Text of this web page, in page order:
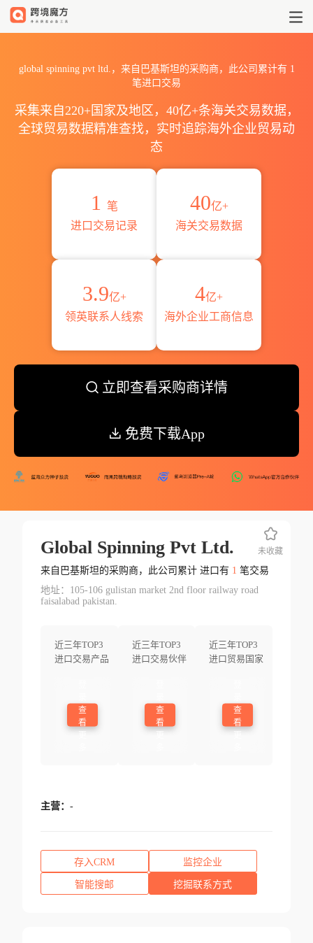
global spinning pvt ltd.，来自巴基斯坦的采购商，此公司累计有 1
笔进口交易
采集来自220+国家及地区，40亿+条海关交易数据，
全球贸易数据精准查找，实时追踪海外企业贸易动
态
1
笔
进口交易记录
40亿+
海关交易数据
3.9亿+
领英联系人线索
4亿+
海外企业工商信息
立即查看采购商详情
免费下载App
Global Spinning Pvt Ltd.
来自巴基斯坦的采购商，此公司累计 进口有 1 笔交易
地址：105-106 gulistan market 2nd floor railway road
faisalabad pakistan.
近三年TOP3
进口交易产品
查
看
近三年TOP3
进口交易伙伴
查
看
近三年TOP3
进口贸易国家
查
看
未收藏
主营： -
存入CRM 监控企业
智能搜邮 挖掘联系方式